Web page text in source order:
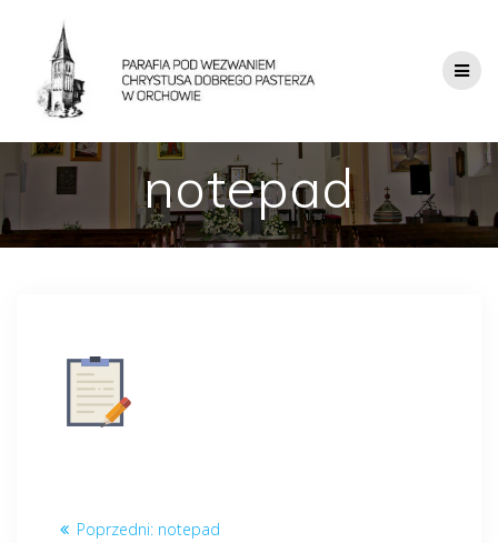
notepad
Nawigacja
Poprzedni: Poprzedni
notepad